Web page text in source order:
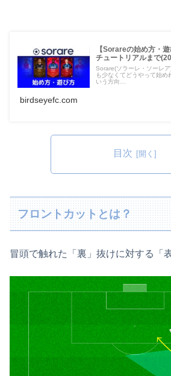
【Sorareの始め方・
チュートリアルまで
Sorare(ソラーレ・ソーレ
も少なくてどうやって始め
いう方向…
birdseyefc.com
目次
フロントカットとは？
冒頭で触れた「裏」抜けに対する「